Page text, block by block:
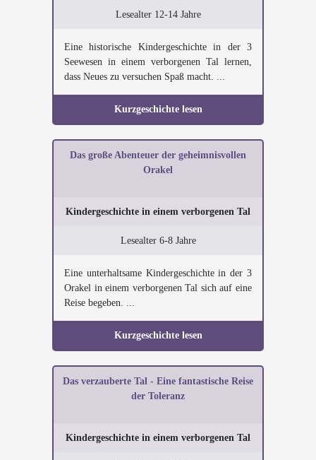
Lesealter 12-14 Jahre
Eine historische Kindergeschichte in der 3
Seewesen in einem verborgenen Tal lernen,
dass Neues zu versuchen Spaß macht. ...
Kurzgeschichte lesen
Das große Abenteuer der geheimnisvollen
Orakel
Kindergeschichte in einem verborgenen Tal
Lesealter 6-8 Jahre
Eine unterhaltsame Kindergeschichte in der 3
Orakel in einem verborgenen Tal sich auf eine
Reise begeben. ...
Kurzgeschichte lesen
Das verzauberte Tal - Eine fantastische Reise
der Toleranz
Kindergeschichte in einem verborgenen Tal